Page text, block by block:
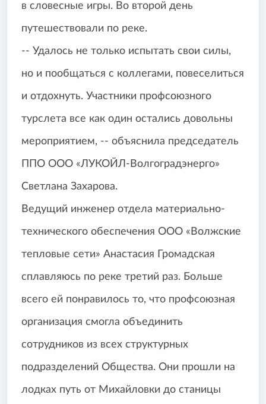
в словесные игры. Во второй день
путешествовали по реке.
-- Удалось не только испытать свои силы,
но и пообщаться с коллегами, повеселиться
и отдохнуть. Участники профсоюзного
турслета все как один остались довольны
мероприятием, -- объяснила председатель
ППО ООО «ЛУКОЙЛ-Волгоградэнерго»
Светлана Захарова.
Ведущий инженер отдела материально-
технического обеспечения ООО «Волжские
тепловые сети» Анастасия Громадская
сплавляюсь по реке третий раз. Больше
всего ей понравилось то, что профсоюзная
организация смогла объединить
сотрудников из всех структурных
подразделений Общества. Они прошли на
лодках путь от Михайловки до станицы